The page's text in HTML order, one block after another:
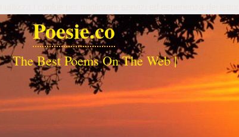
Poesie.co
The Best Poems On The Web |